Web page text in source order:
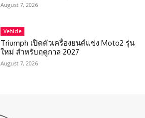
August 7, 2026
Vehicle
Triumph เปิดตัวเครื่องยนต์แข่ง Moto2 รุ่น
ใหม่ สำหรับฤดูกาล 2027
August 7, 2026